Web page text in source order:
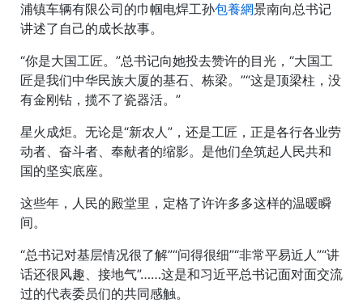
浦镇车辆有限公司的巾帼电焊工孙包養網景南向总书记
讲述了自己的成长故事。
“你是大国工匠。”总书记向她投去赞许的目光，“大国工
匠是我们中华民族大厦的基石、栋梁。”“这是顶梁柱，没
有金刚钻，揽不了瓷器活。”
星火成炬。无论是“新农人”，还是工匠，正是各行各业劳
动者、奋斗者、奉献者的缩影。是他们垒筑起人民共和
国的坚实底座。
这些年，人民的殿堂里，定格了许许多多这样的温暖瞬
间。
“总书记对基层情况很了解”“问得很细”“非常平易近人”“讲
话还很风趣、接地气”……这是和习近平总书记面对面交流
过的代表委员们的共同感触。